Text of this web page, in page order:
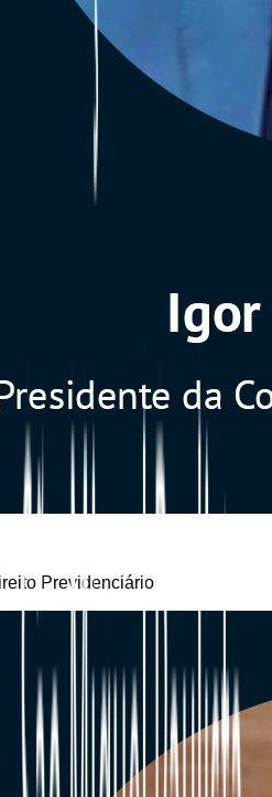
Previdenciário